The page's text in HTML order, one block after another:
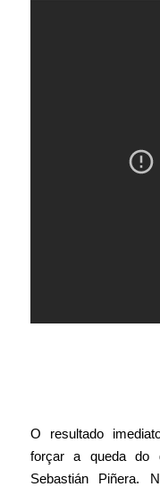
O resultado
forçar a queda do
Sebastián Piñera.